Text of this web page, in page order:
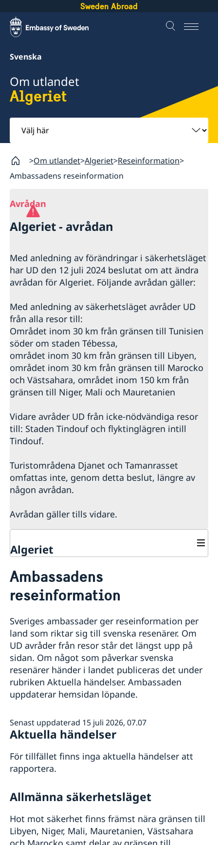
Sweden Abroad
Svenska
Om utlandet
Algeriet
Välj
här
Om utlandet Algeriet Reseinformation
Ambassadens reseinformation
Avrådan
Algeriet - avrådan
Med anledning av förändringar i säkerhetsläget
har UD den 12 juli 2024 beslutat om att ändra
avrådan för Algeriet. Följande avrådan gäller:
Med anledning av säkerhetsläget avråder UD
från alla resor till:
Området inom 30 km från gränsen till Tunisien
söder om staden Tébessa,
området inom 30 km från gränsen till Libyen,
området inom 30 km från gränsen till Marocko
och Västsahara, området inom 150 km från
gränsen till Niger, Mali och Mauretanien
Vidare avråder UD från icke-nödvändiga resor
till: Staden Tindouf och flyktinglägren intill
Tindouf.
Turistområdena Djanet och Tamanrasset
omfattas inte, genom detta beslut, längre av
någon avrådan.
Avrådan gäller tills vidare.
Algeriet
Hjälp till svenskar i Algeriet
Rösta i Algeriet
Samordningsnummer
Pass och nationellt id-kort
Provisoriskt pass
Förnyelse av pass för vuxna
Förnyelse av pass för barn under 18 år i Algeriet
Konsulära avgifter
Gifta sig utomlands
Hjälp kring medborgarskap
Registrera nyfödd utomlands
Dubbelt medborgarskap
Om svenskt medborgarskap
Akut hjälp
Hjälp till självhjälp
Reseinformation
Aktuella händelser
Allmänna säkerhetsläget
Naturförhållanden och katastrofer
In- och utresebestämmelser
Hälso- och sjukvård
Lokala lagar och sedvänjor
Kriminalitet och personlig säkerhet
Transporter
Ambassadens
reseinformation
Sveriges ambassader ger reseinformation per
land som riktar sig till svenska resenärer. Om
UD avråder från resor står det längst upp på
sidan. Om något som påverkar svenska
resenärer händer i landet publiceras det under
rubriken Aktuella händelser. Ambassaden
uppdaterar hemsidan löpande.
Senast uppdaterad 15 juli 2026, 07.07
Aktuella händelser
För tillfället finns inga aktuella händelser att
rapportera.
Allmänna säkerhetsläget
Hot mot säkerhet finns främst nära gränsen till
Libyen, Niger, Mali, Mauretanien, Västsahara